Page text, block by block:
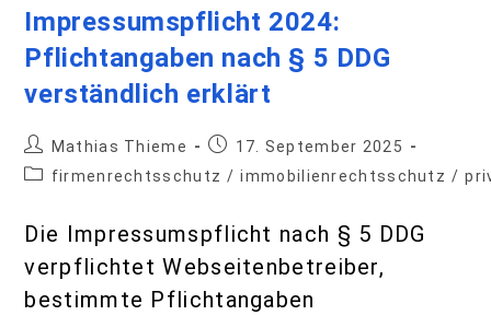
Impressumspflicht 2024:
Pflichtangaben nach § 5 DDG
verständlich erklärt
Mathias Thieme
17. September 2025
firmenrechtsschutz / immobilienrechtsschutz /
Die Impressumspflicht nach § 5 DDG
verpflichtet Webseitenbetreiber,
bestimmte Pflichtangaben